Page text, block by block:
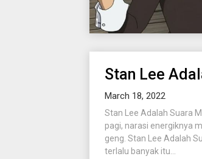
Stan Lee
March 18, 2022
Stan Lee Adalah Suara
pagi, narasi energiknya
geng. Stan Lee Adalah
terlalu banyak itu...